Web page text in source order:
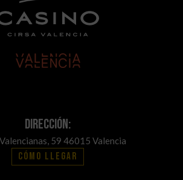
Dirección:
59 46015 Valencia
Cómo llegar